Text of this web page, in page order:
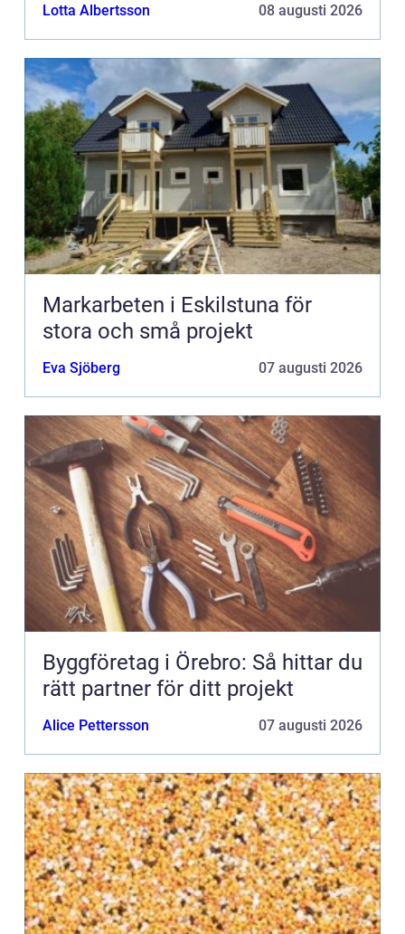
Lotta Albertsson 08 augusti 2026
Markarbeten i Eskilstuna för
stora och små projekt
Eva Sjöberg 07 augusti 2026
Byggföretag i Örebro: Så hittar du
rätt partner för ditt projekt
Alice Pettersson 07 augusti 2026